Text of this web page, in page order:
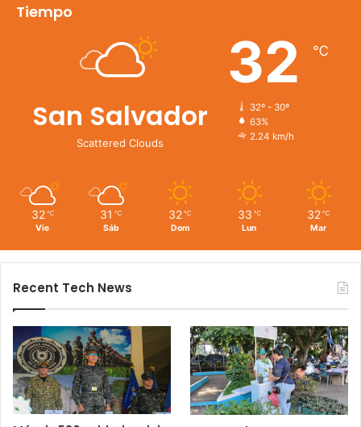
Tiempo
San Salvador
Scattered Clouds
32 ℃
32º - 30º
63%
2.24 km/h
32 ℃
Vie
31 ℃
Sáb
32 ℃
Dom
33 ℃
Lun
32 ℃
Mar
Recent Tech News